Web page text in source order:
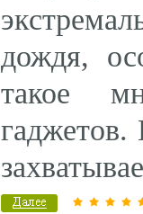
дождя,
такое
гаджетов.